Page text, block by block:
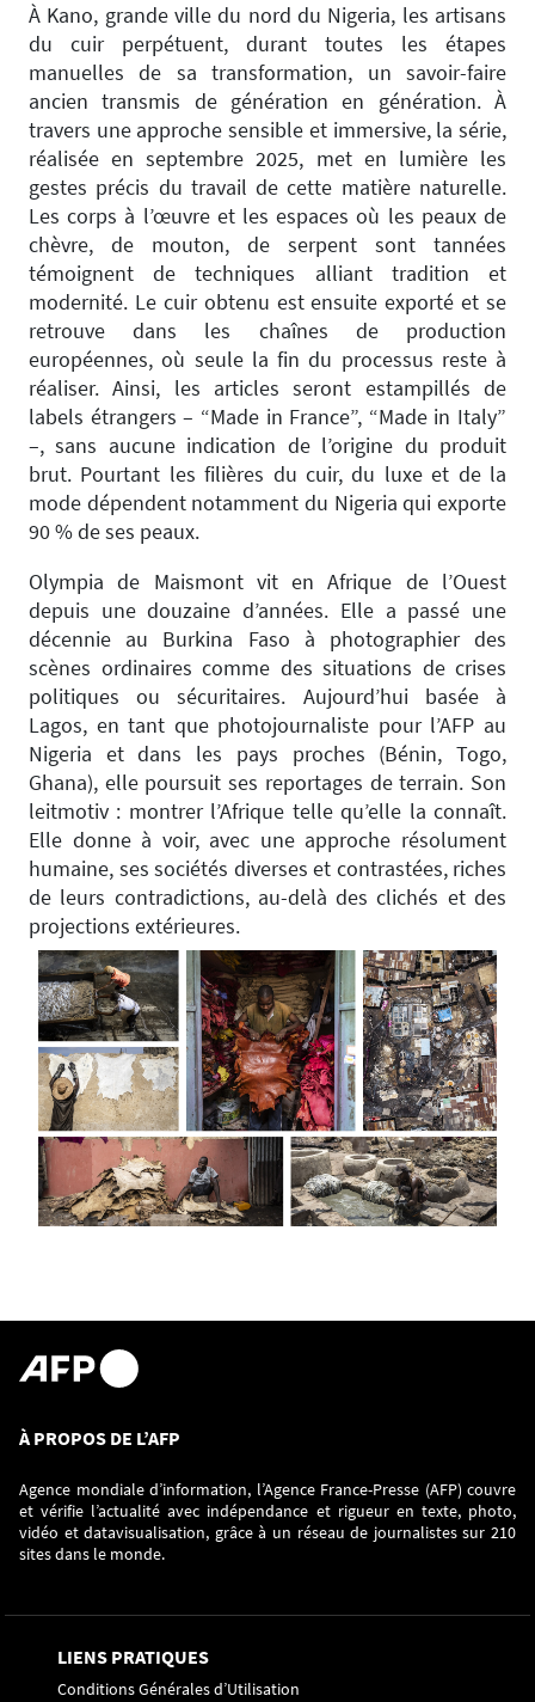
À Kano, grande ville du nord du Nigeria, les artisans
du cuir perpétuent, durant toutes les étapes
manuelles de sa transformation, un savoir-faire
ancien transmis de génération en génération. À
travers une approche sensible et immersive, la série,
réalisée en septembre 2025, met en lumière les
gestes précis du travail de cette matière naturelle.
Les corps à l’œuvre et les espaces où les peaux de
chèvre, de mouton, de serpent sont tannées
témoignent de techniques alliant tradition et
modernité. Le cuir obtenu est ensuite exporté et se
retrouve dans les chaînes de production
européennes, où seule la fin du processus reste à
réaliser. Ainsi, les articles seront estampillés de
labels étrangers – “Made in France”, “Made in Italy”
–, sans aucune indication de l’origine du produit
brut. Pourtant les filières du cuir, du luxe et de la
mode dépendent notamment du Nigeria qui exporte
90 % de ses peaux.
Olympia de Maismont vit en Afrique de l’Ouest
depuis une douzaine d’années. Elle a passé une
décennie au Burkina Faso à photographier des
scènes ordinaires comme des situations de crises
politiques ou sécuritaires. Aujourd’hui basée à
Lagos, en tant que photojournaliste pour l’AFP au
Nigeria et dans les pays proches (Bénin, Togo,
Ghana), elle poursuit ses reportages de terrain. Son
leitmotiv : montrer l’Afrique telle qu’elle la connaît.
Elle donne à voir, avec une approche résolument
humaine, ses sociétés diverses et contrastées, riches
de leurs contradictions, au-delà des clichés et des
projections extérieures.
À PROPOS DE L’AFP
Agence mondiale d’information, l’Agence France-Presse (AFP) couvre
et vérifie l’actualité avec indépendance et rigueur en texte, photo,
vidéo et datavisualisation, grâce à un réseau de journalistes sur 210
sites dans le monde.
LIENS PRATIQUES
Conditions Générales d’Utilisation